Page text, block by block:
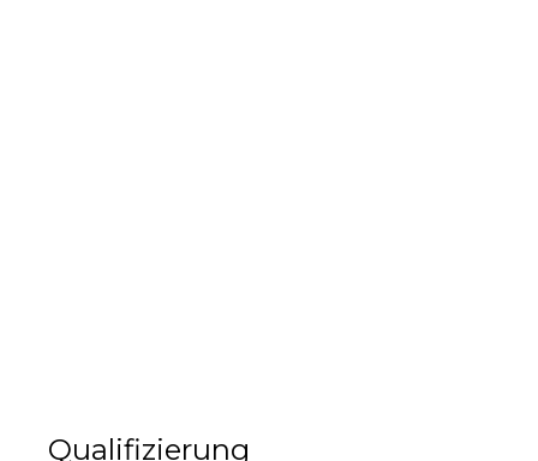
Qualifizierung